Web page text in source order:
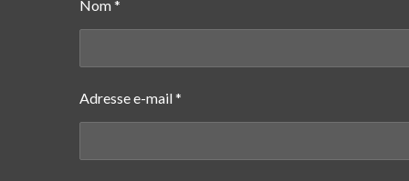
r
Nom *
Adresse e-mail *